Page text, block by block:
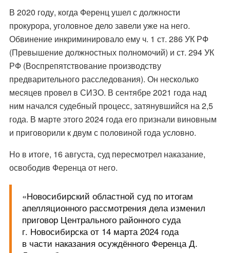
В 2020 году, когда Ференц ушел с должности
прокурора, уголовное дело завели уже на него.
Обвинение инкриминировало ему ч. 1 ст. 286 УК РФ
(Превышение должностных полномочий) и ст. 294 УК
РФ (Воспрепятствование производству
предварительного расследования). Он несколько
месяцев провел в СИЗО. В сентябре 2021 года над
ним начался судебный процесс, затянувшийся на 2,5
года. В марте этого 2024 года его признали виновным
и приговорили к двум с половиной года условно.
Но в итоге, 16 августа, суд пересмотрел наказание,
освободив Ференца от него.
«Новосибирский областной суд по итогам
апелляционного рассмотрения дела изменил
приговор Центрального районного суда
г. Новосибирска от 14 марта 2024 года
в части наказания осуждённого Ференца Д.